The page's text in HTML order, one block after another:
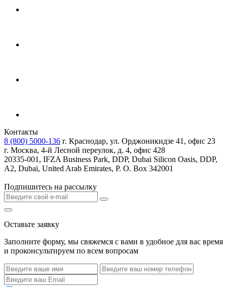
Контакты
8 (800) 5000-136 г. Краснодар, ул. Орджоникидзе 41, офис 23
г. Москва, 4-й Лесной переулок, д. 4, офис 428
20335-001, IFZA Business Park, DDP, Dubai Silicon Oasis, DDP,
A2, Dubai, United Arab Emirates, P. O. Box 342001
Подпишитесь на рассылку
Оставьте заявку
Заполните форму, мы свяжемся с вами в удобное для вас время
и проконсультируем по всем вопросам